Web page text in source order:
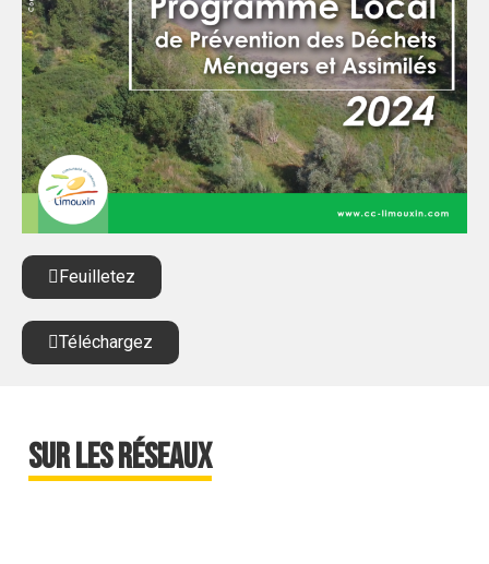
Feuilletez
Téléchargez
sur les réseaux